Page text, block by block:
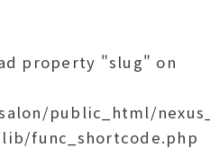
property "slug" on
public_html/
func_shortcode.php